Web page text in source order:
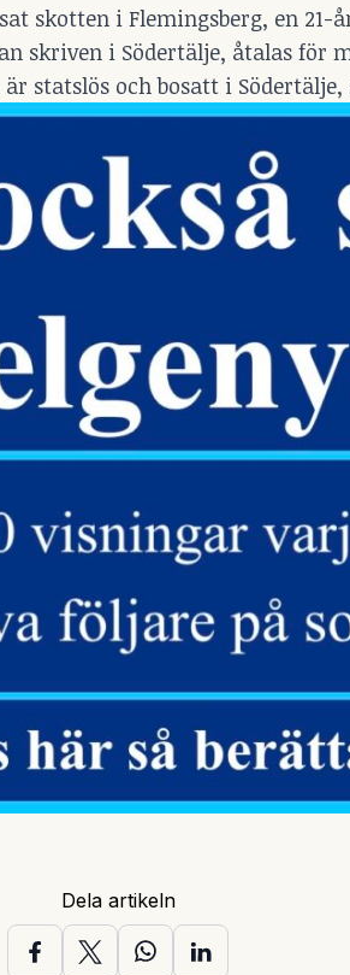
skotten i Flemingsberg, en 21-
skriven i Södertälje, åtalas för
statslös och bosatt i
Dela artikeln